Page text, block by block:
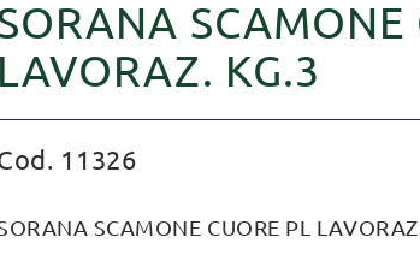
SCAMONE
LAVORAZ. KG.3
11326
SCAMONE CUORE PL